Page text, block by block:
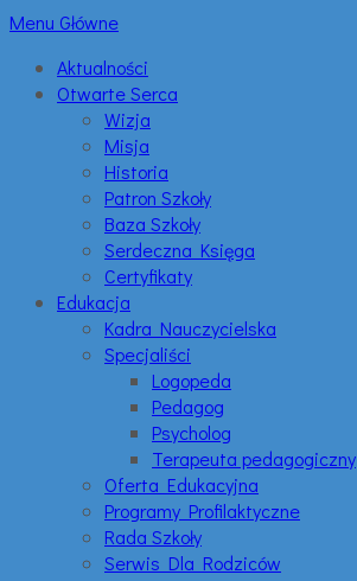
Menu Główne
Aktualności
Otwarte Serca
Wizja
Misja
Historia
Patron Szkoły
Baza Szkoły
Serdeczna Księga
Certyfikaty
Edukacja
Kadra Nauczycielska
Specjaliści
Logopeda
Pedagog
Psycholog
Terapeuta pedagogiczny
Oferta Edukacyjna
Programy Profilaktyczne
Rada Szkoły
Serwis Dla Rodziców